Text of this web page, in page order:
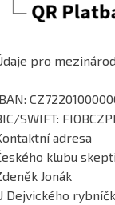
pro
SWIFT:
adresa
klubu
Jonák
Dejvického